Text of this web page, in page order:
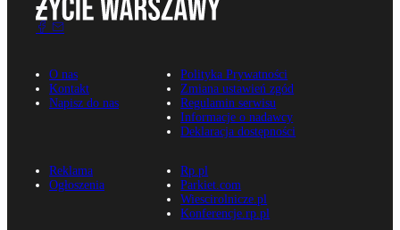
O nas
Kontakt
Napisz do nas
Polityka Prywatności
Zmiana ustawień zgód
Regulamin serwisu
Informacje o nadawcy
Deklaracja dostępności
Reklama
Ogłoszenia
Rp.pl
Parkiet.com
Wiescirolnicze.pl
Konferencje.rp.pl